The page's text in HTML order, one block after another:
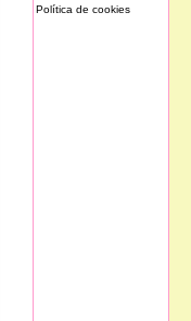
Política de cookies